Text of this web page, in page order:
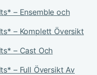
– Ensemble och
– Komplett Översikt
– Cast Och
– Full Översikt Av